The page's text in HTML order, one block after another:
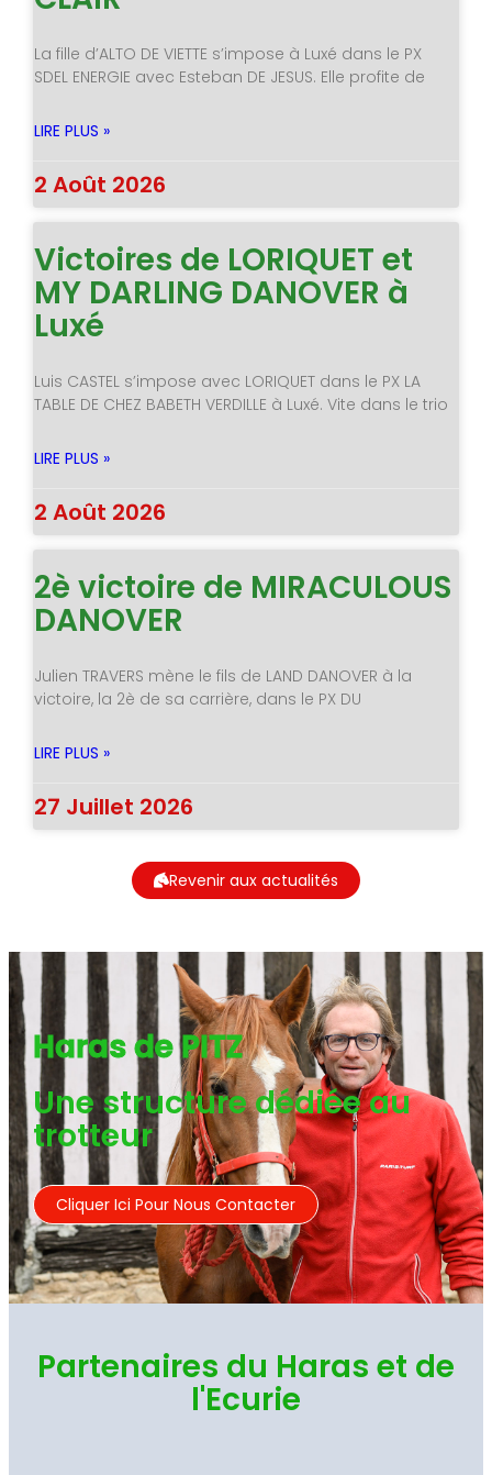
La fille d’ALTO DE VIETTE s’impose à Luxé dans le PX
SDEL ENERGIE avec Esteban DE JESUS. Elle profite de
LIRE PLUS »
2 Août 2026
Victoires de LORIQUET et
MY DARLING DANOVER à
Luxé
Luis CASTEL s’impose avec LORIQUET dans le PX LA
TABLE DE CHEZ BABETH VERDILLE à Luxé. Vite dans le trio
LIRE PLUS »
2 Août 2026
2è victoire de MIRACULOUS
DANOVER
Julien TRAVERS mène le fils de LAND DANOVER à la
victoire, la 2è de sa carrière, dans le PX DU
LIRE PLUS »
27 Juillet 2026
Revenir aux actualités
Haras de PITZ
Une structure dédiée au
trotteur
Cliquer Ici Pour Nous Contacter
Partenaires du Haras et de
l'Ecurie